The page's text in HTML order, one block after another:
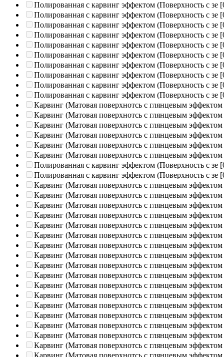
Полированная c карвинг эффектом (Поверхность с зе
Полированная c карвинг эффектом (Поверхность с зе
Полированная c карвинг эффектом (Поверхность с зе
Полированная c карвинг эффектом (Поверхность с зе
Полированная c карвинг эффектом (Поверхность с зе
Полированная c карвинг эффектом (Поверхность с зе
Полированная c карвинг эффектом (Поверхность с зе
Полированная c карвинг эффектом (Поверхность с зе
Полированная c карвинг эффектом (Поверхность с зе
Полированная c карвинг эффектом (Поверхность с зе
Карвинг (Матовая поверхнотсь с глянцевым эффектом
Карвинг (Матовая поверхнотсь с глянцевым эффектом
Карвинг (Матовая поверхнотсь с глянцевым эффектом
Карвинг (Матовая поверхнотсь с глянцевым эффектом
Карвинг (Матовая поверхнотсь с глянцевым эффектом
Карвинг (Матовая поверхнотсь с глянцевым эффектом
Полированная c карвинг эффектом (Поверхность с зе
Полированная c карвинг эффектом (Поверхность с зе
Карвинг (Матовая поверхнотсь с глянцевым эффектом
Карвинг (Матовая поверхнотсь с глянцевым эффектом
Карвинг (Матовая поверхнотсь с глянцевым эффектом
Карвинг (Матовая поверхнотсь с глянцевым эффектом
Карвинг (Матовая поверхнотсь с глянцевым эффектом
Карвинг (Матовая поверхнотсь с глянцевым эффектом
Карвинг (Матовая поверхнотсь с глянцевым эффектом
Карвинг (Матовая поверхнотсь с глянцевым эффектом
Карвинг (Матовая поверхнотсь с глянцевым эффектом
Карвинг (Матовая поверхнотсь с глянцевым эффектом
Карвинг (Матовая поверхнотсь с глянцевым эффектом
Карвинг (Матовая поверхнотсь с глянцевым эффектом
Карвинг (Матовая поверхнотсь с глянцевым эффектом
Карвинг (Матовая поверхнотсь с глянцевым эффектом
Карвинг (Матовая поверхнотсь с глянцевым эффектом
Карвинг (Матовая поверхнотсь с глянцевым эффектом
Карвинг (Матовая поверхнотсь с глянцевым эффектом